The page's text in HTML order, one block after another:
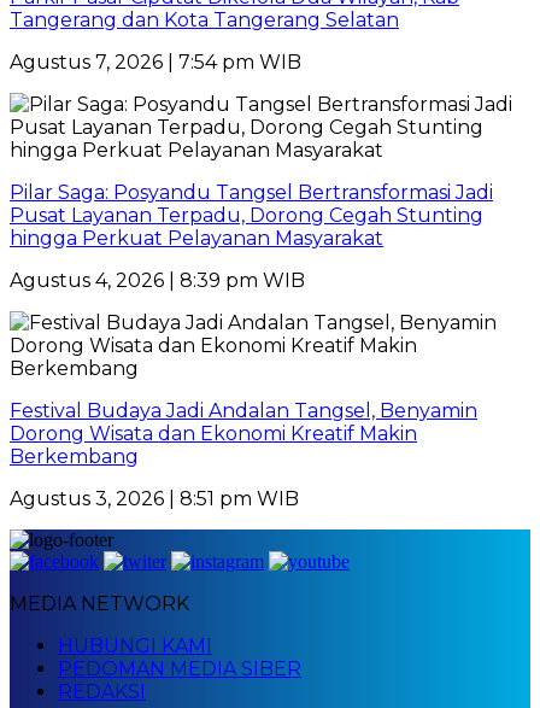
Tangerang dan Kota Tangerang Selatan
Agustus 7, 2026 | 7:54 pm WIB
Pilar Saga: Posyandu Tangsel Bertransformasi Jadi
Pusat Layanan Terpadu, Dorong Cegah Stunting
hingga Perkuat Pelayanan Masyarakat
Agustus 4, 2026 | 8:39 pm WIB
Festival Budaya Jadi Andalan Tangsel, Benyamin
Dorong Wisata dan Ekonomi Kreatif Makin
Berkembang
Agustus 3, 2026 | 8:51 pm WIB
MEDIA NETWORK
HUBUNGI KAMI
PEDOMAN MEDIA SIBER
REDAKSI